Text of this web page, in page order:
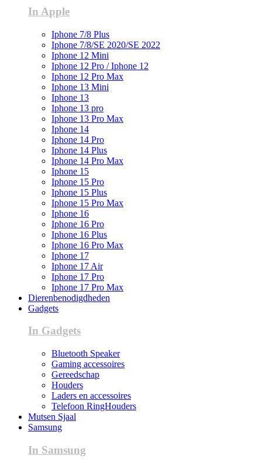
In Apple
Iphone 7/8 Plus
Iphone 7/8/SE 2020/SE 2022
Iphone 12 Mini
Iphone 12 Pro / Iphone 12
Iphone 12 Pro Max
Iphone 13 Mini
Iphone 13
Iphone 13 pro
Iphone 13 Pro Max
Iphone 14
Iphone 14 Pro
Iphone 14 Plus
Iphone 14 Pro Max
Iphone 15
Iphone 15 Pro
Iphone 15 Plus
Iphone 15 Pro Max
Iphone 16
Iphone 16 Pro
Iphone 16 Plus
Iphone 16 Pro Max
Iphone 17
Iphone 17 Air
Iphone 17 Pro
Iphone 17 Pro Max
Dierenbenodigdheden
Gadgets
In Gadgets
Bluetooth Speaker
Gaming accessoires
Gereedschap
Houders
Laders en accessoires
Telefoon RingHouders
Mutsen Sjaal
Samsung
In Samsung